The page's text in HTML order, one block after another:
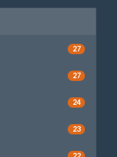
27
27
24
23